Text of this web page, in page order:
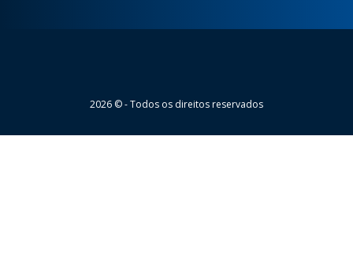
2026 © - Todos os direitos reservados